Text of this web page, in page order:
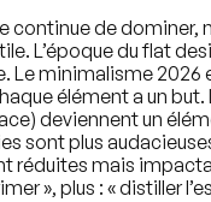
continue de dominer,
L’époque du flat
Le minimalisme 2026
élément a un but.
deviennent un
sont plus
réduites mais
», plus : « distiller